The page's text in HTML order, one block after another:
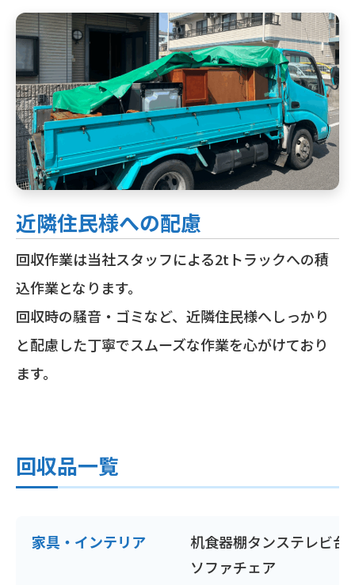
近隣住民様への配慮
回収作業は当社スタッフによる2tトラックへの積
込作業となります。
回収時の騒音・ゴミなど、近隣住民様へしっかり
と配慮した丁寧でスムーズな作業を心がけており
ます。
回収品一覧
家具・インテリア 机食器棚タンステレビ台
ソファチェア